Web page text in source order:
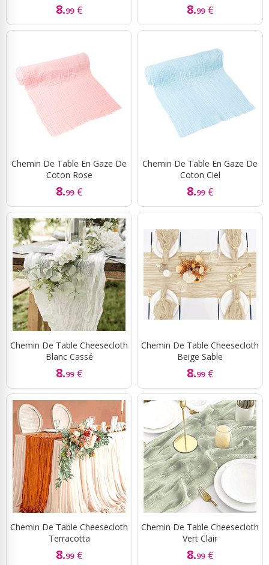
8.99 € 8.99 €
Chemin De Table En Gaze De
Coton Rose
8.99 €
Chemin De Table En Gaze De
Coton Ciel
8.99 €
Chemin De Table Cheesecloth
Blanc Cassé
8.99 €
Chemin De Table Cheesecloth
Beige Sable
8.99 €
Chemin De Table Cheesecloth
Terracotta
8.99 €
Chemin De Table Cheesecloth
Vert Clair
8.99 €